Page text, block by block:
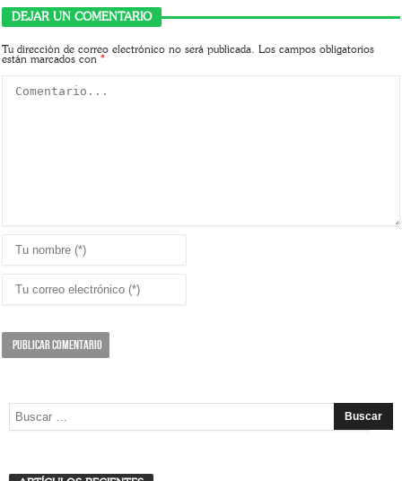
DEJAR UN COMENTARIO
Tu dirección de correo electrónico no será publicada.
Los campos obligatorios
están marcados con*